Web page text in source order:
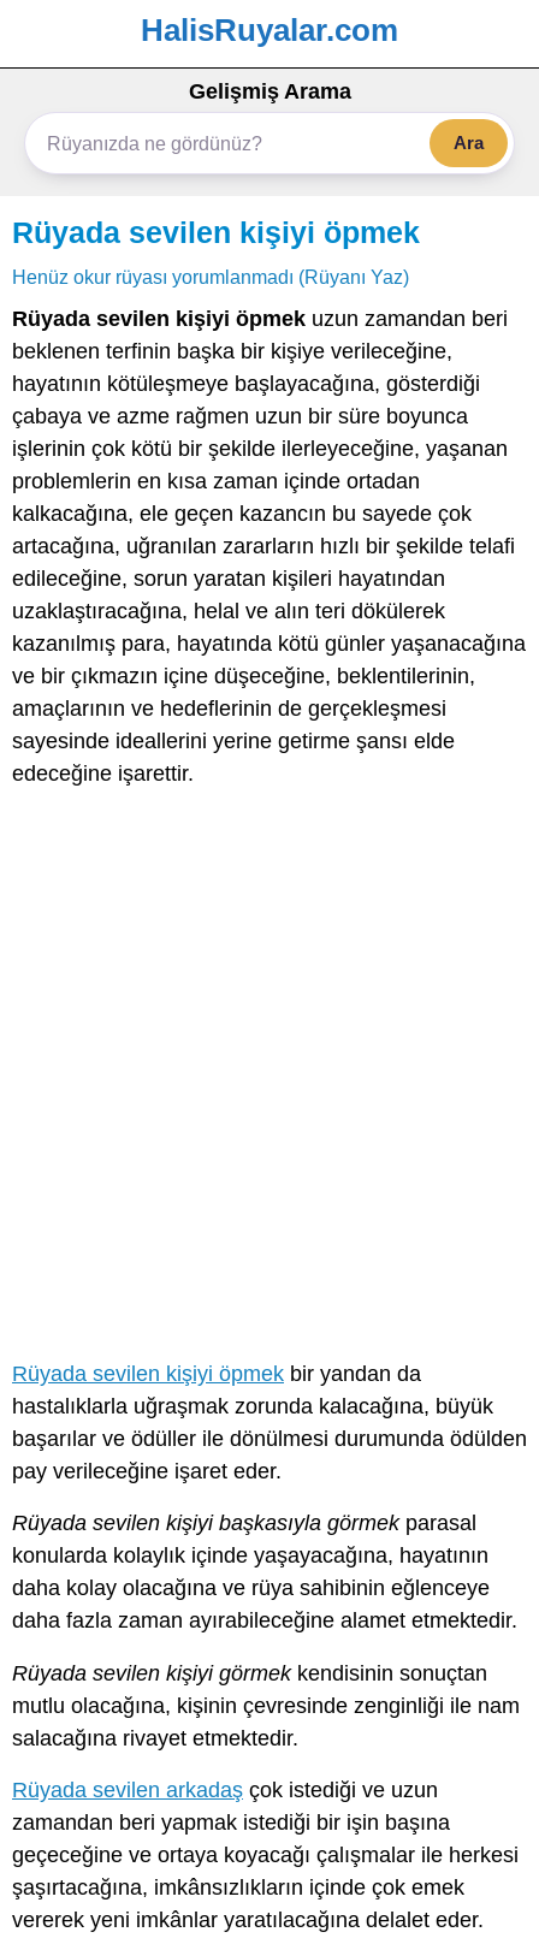
HalisRuyalar.com
Gelişmiş Arama
Ara
Rüyada sevilen kişiyi öpmek
Henüz okur rüyası yorumlanmadı (Rüyanı Yaz)
Rüyada sevilen kişiyi öpmek uzun zamandan beri
beklenen terfinin başka bir kişiye verileceğine,
hayatının kötüleşmeye başlayacağına, gösterdiği
çabaya ve azme rağmen uzun bir süre boyunca
işlerinin çok kötü bir şekilde ilerleyeceğine, yaşanan
problemlerin en kısa zaman içinde ortadan
kalkacağına, ele geçen kazancın bu sayede çok
artacağına, uğranılan zararların hızlı bir şekilde telafi
edileceğine, sorun yaratan kişileri hayatından
uzaklaştıracağına, helal ve alın teri dökülerek
kazanılmış para, hayatında kötü günler yaşanacağına
ve bir çıkmazın içine düşeceğine, beklentilerinin,
amaçlarının ve hedeflerinin de gerçekleşmesi
sayesinde ideallerini yerine getirme şansı elde
edeceğine işarettir.
Rüyada sevilen kişiyi öpmek bir yandan da
hastalıklarla uğraşmak zorunda kalacağına, büyük
başarılar ve ödüller ile dönülmesi durumunda ödülden
pay verileceğine işaret eder.
Rüyada sevilen kişiyi başkasıyla görmekparasal
konularda kolaylık içinde yaşayacağına, hayatının
daha kolay olacağına ve rüya sahibinin eğlenceye
daha fazla zaman ayırabileceğine alamet etmektedir.
Rüyada sevilen kişiyi görmekkendisinin sonuçtan
mutlu olacağına, kişinin çevresinde zenginliği ile nam
salacağına rivayet etmektedir.
Rüyada sevilen arkadaş çok istediği ve uzun
zamandan beri yapmak istediği bir işin başına
geçeceğine ve ortaya koyacağı çalışmalar ile herkesi
şaşırtacağına, imkânsızlıkların içinde çok emek
vererek yeni imkânlar yaratılacağına delalet eder.